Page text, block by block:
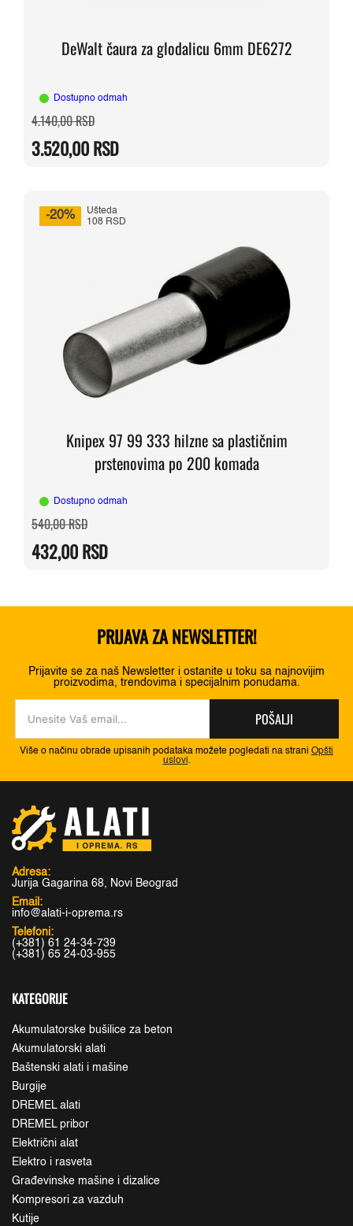
DeWalt čaura za glodalicu 6mm DE6272
Dostupno odmah
4.140,00RSDOriginalna
cena
bila:
4.140,00 RSD.
3.520,00RSD
Trenutna
cena
3.520,00 RSD.
-20%
Ušteda
108 RSD
Knipex 97 99 333 hilzne sa plastičnim
prstenovima po 200 komada
Dostupno odmah
540,00RSDOriginalna
cena
bila:
540,00 RSD.
432,00RSD
Trenutna
cena
432,00 RSD.
PRIJAVA ZA NEWSLETTER!
Prijavite se za naš Newsletter i ostanite u toku sa najnovijim
proizvodima, trendovima i specijalnim ponudama.
POŠALJI
Više o načinu obrade upisanih podataka možete pogledati na strani Opšti
uslovi.
Adresa:
Jurija Gagarina 68, Novi Beograd
Email:
info@alati-i-oprema.rs
Telefoni:
(+381) 61 24-34-739
(+381) 65 24-03-955
KATEGORIJE
Akumulatorske bušilice za beton
Akumulatorski alati
Baštenski alati i mašine
Burgije
DREMEL alati
DREMEL pribor
Električni alat
Elektro i rasveta
Građevinske mašine i dizalice
Kompresori za vazduh
Kutije